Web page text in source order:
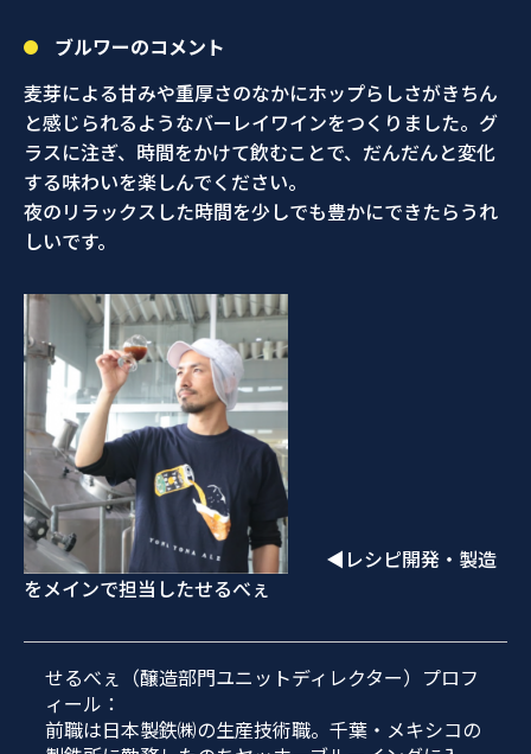
ブルワーのコメント
麦芽による甘みや重厚さのなかにホップらしさがきちん
と感じられるようなバーレイワインをつくりました。グ
ラスに注ぎ、時間をかけて飲むことで、だんだんと変化
する味わいを楽しんでください。
夜のリラックスした時間を少しでも豊かにできたらうれ
しいです。
◀レシピ開発・製造
をメインで担当したせるべぇ
せるべぇ（醸造部門ユニットディレクター）プロフ
ィール：
前職は日本製鉄㈱の生産技術職。千葉・メキシコの